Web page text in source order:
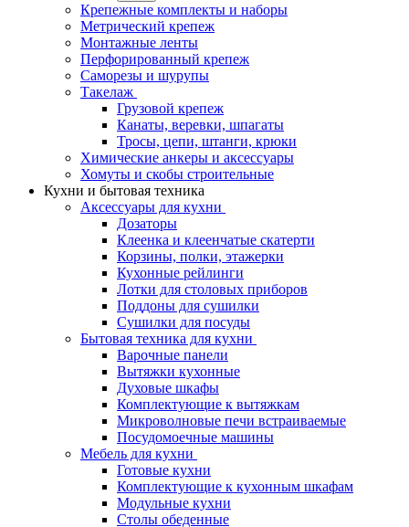
Крепежные комплекты и наборы
Метрический крепеж
Монтажные ленты
Перфорированный крепеж
Саморезы и шурупы
Такелаж
Грузовой крепеж
Канаты, веревки, шпагаты
Тросы, цепи, штанги, крюки
Химические анкеры и аксессуары
Хомуты и скобы строительные
Кухни и бытовая техника
Аксессуары для кухни
Дозаторы
Клеенка и клеенчатые скатерти
Корзины, полки, этажерки
Кухонные рейлинги
Лотки для столовых приборов
Поддоны для сушилки
Сушилки для посуды
Бытовая техника для кухни
Варочные панели
Вытяжки кухонные
Духовые шкафы
Комплектующие к вытяжкам
Микроволновые печи встраиваемые
Посудомоечные машины
Мебель для кухни
Готовые кухни
Комплектующие к кухонным шкафам
Модульные кухни
Столы обеденные